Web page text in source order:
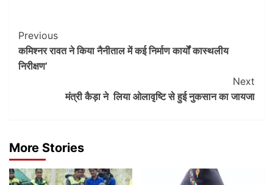
Post
Navigation
Previous
कमिश्नर रावत ने किया नैनीताल में कई निर्माण कार्यों कास्थलीय
निरीक्षण’
Next
मंत्री कैड़ा ने लिया ओलावृष्टि से हुई नुकसान का जायजा
More Stories